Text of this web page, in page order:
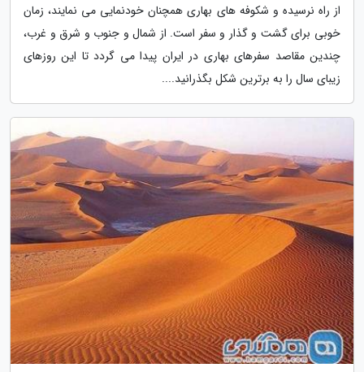
از راه نرسیده و شکوفه های بهاری همچنان خودنمایی می نمایند، زمان
خوبی برای گشت و گذار و سفر است. از شمال و جنوب و شرق و غرب،
چندین مقاصد سفرهای بهاری در ایران پیدا می گردد تا این روزهای
زیبای سال را به برترین شکل بگذرانید....